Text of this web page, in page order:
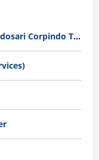
Lowongan Kerja PT Nippon Indosari Corpindo Tbk. Bulan Agustus 2026